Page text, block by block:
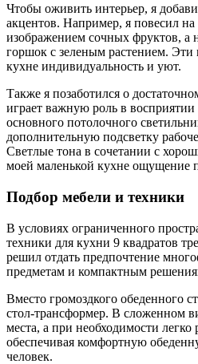
Чтобы оживить интерьер, я
акцентов. Например, я повесил на
изображением сочных фруктов, а
горшок с зеленым растением. Эти
кухне индивидуальность и уют.
Также я позаботился о
играет важную роль в
основного потолочного
дополнительную подсветку
Светлые тона в сочетании с
моей маленькой кухне ощущение
Подбор мебели и техники
В условиях ограниченного
техники для кухни 9 квадратов
решил отдать предпочтение
предметам и компактным
Вместо громоздкого обеденного
стол-трансформер. В сложенном
места, а при необходимости легко
обеспечивая комфортную
человек.